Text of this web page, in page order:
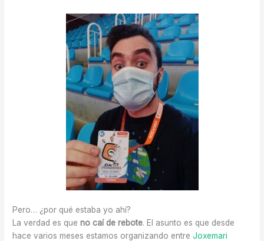
Pero… ¿por qué estaba yo ahí?
La verdad es queno caí de rebote. El asunto es que desde
hace varios meses estamos organizando entreJoxemari